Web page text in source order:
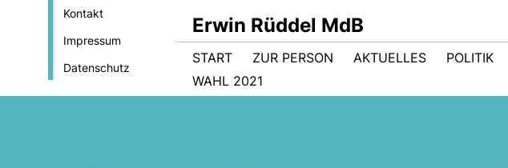
Kontakt
Impressum
Datenschutz
Erwin Rüddel MdB
START ZUR PERSON AKTUELLES POLITIK
WAHL 2021